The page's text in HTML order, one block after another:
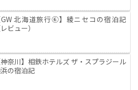
GW 北海道旅行⑥】綾ニセコの宿泊記
レビュー）
神奈川】相鉄ホテルズ ザ・スプラジール
の宿泊記